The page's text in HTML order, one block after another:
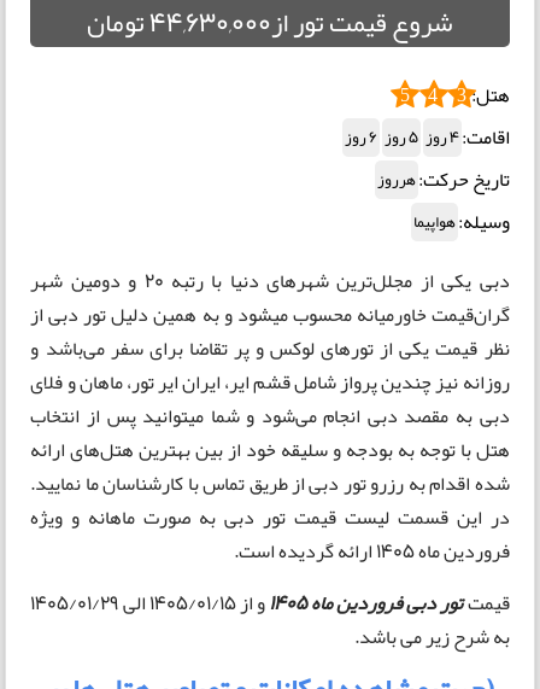
شروع قیمت تور از44,630,000 تومان
هتل: 3
4
5
اقامت:4 روز 5 روز 6 روز
تاریخ حرکت:هرروز
وسیله:هواپیما
دبی یکی از مجلل‌ترین شهرهای دنیا با رتبه 20 و دومین شهر
گران‌قیمت خاورمیانه محسوب میشود و به همین دلیل تور دبی از
نظر قیمت یکی از تورهای لوکس و پر تقاضا برای سفر می‌باشد و
روزانه نیز چندین پرواز شامل قشم ایر، ایران ایر تور، ماهان و فلای
دبی به مقصد دبی انجام می‌شود و شما میتوانید پس از انتخاب
هتل با توجه به بودجه و سلیقه خود از بین بهترین هتل‌های ارائه
شده اقدام به رزرو تور دبی از طریق تماس با کارشناسان ما نمایید.
در این قسمت لیست قیمت تور دبی به صورت ماهانه و ویژه
فروردین ماه 1405 ارائه گردیده است.
قیمتتور دبی فروردین ماه 1405
و از 1405/01/15 الی 1405/01/29
به شرح زیر می باشد.